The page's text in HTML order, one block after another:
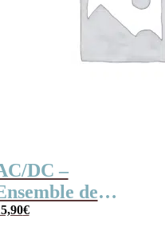
DC –
de
short
€